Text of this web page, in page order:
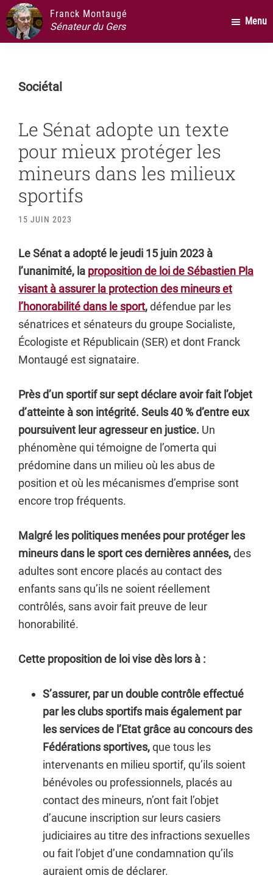
Passer
au
contenu
Passer
la
latérale
Passer
au
pied
page
Franck Montaugé
Sénateur du Gers
Menu
Sociétal
Le Sénat adopte un texte
pour mieux protéger les
mineurs dans les milieux
sportifs
15 JUIN 2023
Le Sénat a adopté le jeudi 15 juin 2023 à
l’unanimité, la proposition de loi de Sébastien Pla
visant à assurer la protection des mineurs et
l’honorabilité dans le sport,défendue par les
sénatrices et sénateurs du groupe Socialiste,
Écologiste et Républicain (SER) et dont Franck
Montaugé est signataire.
Près d’un sportif sur sept déclare avoir fait l’objet
d’atteinte à son intégrité. Seuls 40 % d’entre eux
poursuivent leur agresseur en justice. Un
phénomène qui témoigne de l’omerta qui
prédomine dans un milieu où les abus de
position et où les mécanismes d’emprise sont
encore trop fréquents.
Malgré les politiques menées pour protéger les
mineurs dans le sport ces dernières années,des
adultes sont encore placés au contact des
enfants sans qu’ils ne soient réellement
contrôlés, sans avoir fait preuve de leur
honorabilité.
Cette proposition de loi vise dès lors à :
S’assurer, par un double contrôle effectué
par les clubs sportifs mais également par
les services de l’Etat grâce au concours des
Fédérations sportives,que tous les
intervenants en milieu sportif, qu’ils soient
bénévoles ou professionnels, placés au
contact des mineurs, n’ont fait l’objet
d’aucune inscription sur leurs casiers
judiciaires au titre des infractions sexuelles
ou fait l’objet d’une condamnation qu’ils
auraient omis de déclarer.